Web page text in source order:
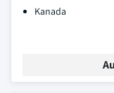
Kanada